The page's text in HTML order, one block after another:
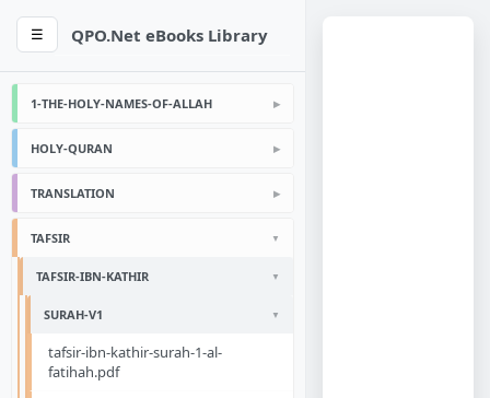
☰ QPO.Net eBooks Library
1-THE-HOLY-NAMES-OF-ALLAH
HOLY-QURAN
TRANSLATION
TAFSIR
TAFSIR-IBN-KATHIR
SURAH-V1
tafsir-ibn-kathir-surah-1-al-
fatihah.pdf